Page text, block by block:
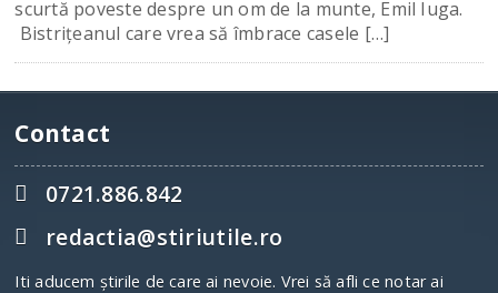
scurtă poveste despre un om de la munte, Emil Iuga.
Bistriţeanul care vrea să îmbrace casele […]
Contact
0721.886.842
redactia@stiriutile.ro
Iti aducem ştirile de care ai nevoie. Vrei să afli ce notar ai